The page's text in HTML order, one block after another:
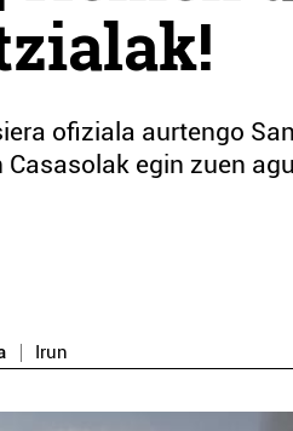
ofiziala aurtengo
egin zuen
Irun